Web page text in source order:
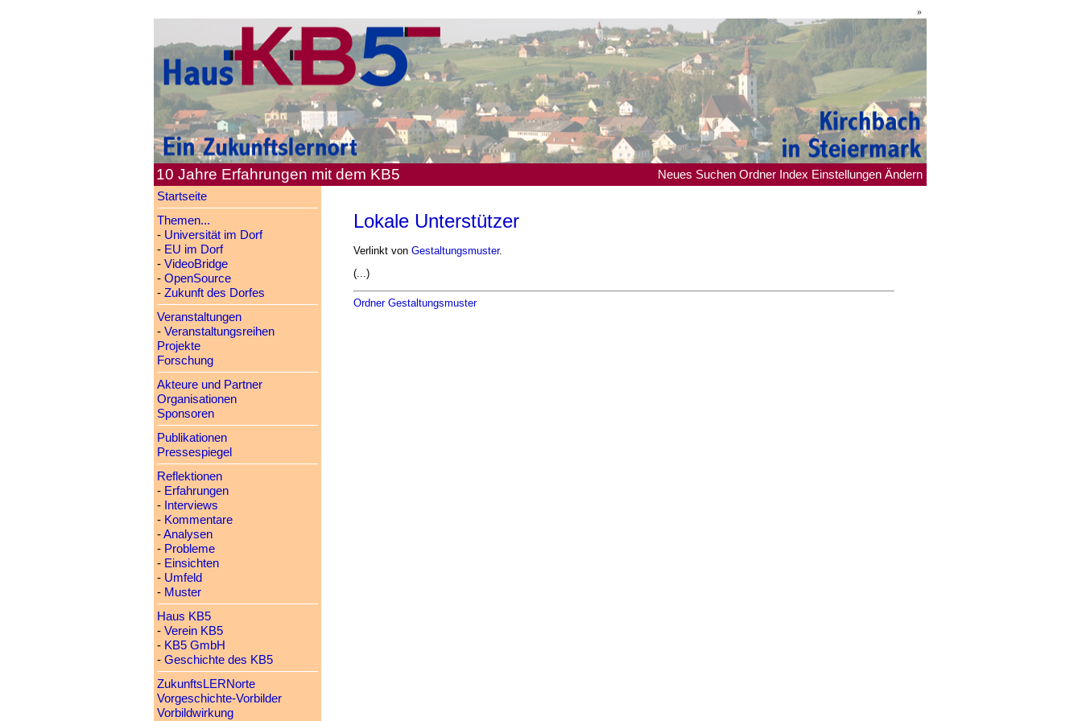
»
10 Jahre Erfahrungen mit dem KB5 Neues Suchen Ordner Index Einstellungen Ändern
Startseite
Themen...
- Universität im Dorf
- EU im Dorf
- VideoBridge
- OpenSource
- Zukunft des Dorfes
Veranstaltungen
- Veranstaltungsreihen
Projekte
Forschung
Akteure und Partner
Organisationen
Sponsoren
Publikationen
Pressespiegel
Reflektionen
- Erfahrungen
- Interviews
- Kommentare
-Analysen
- Probleme
- Einsichten
- Umfeld
- Muster
Haus KB5
- Verein KB5
- KB5 GmbH
- Geschichte des KB5
ZukunftsLERNorte
Vorgeschichte-Vorbilder
Vorbildwirkung
Lokale Unterstützer
Verlinkt von Gestaltungsmuster.
(...)
Ordner Gestaltungsmuster